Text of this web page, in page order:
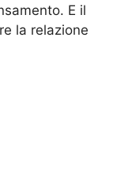
E il
la relazione